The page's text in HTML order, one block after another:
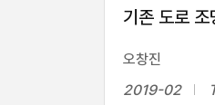
기존 도로
오창진
2019-02